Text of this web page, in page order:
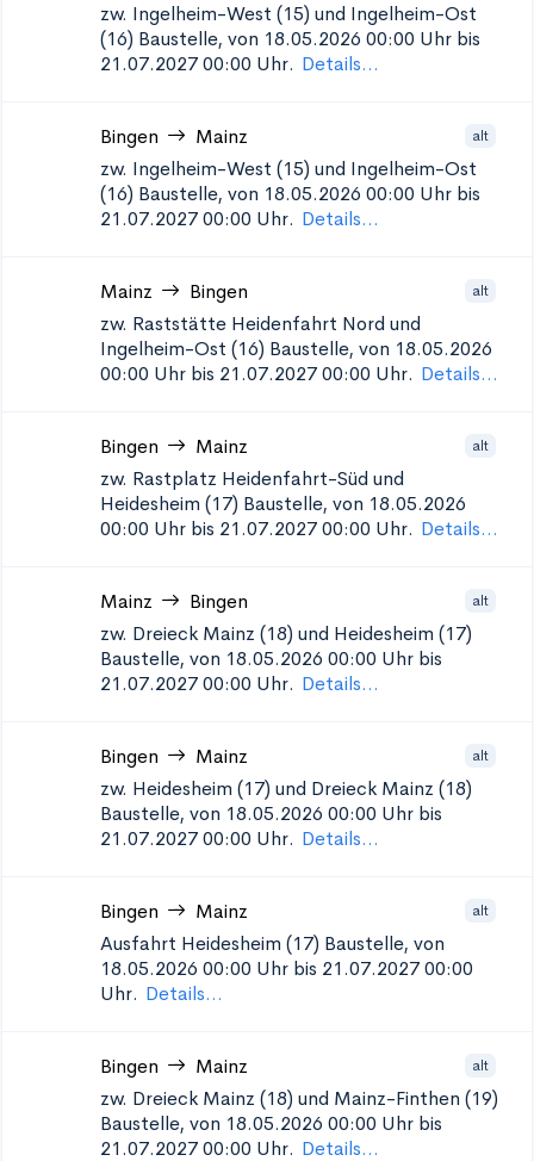
zw. Ingelheim-West (15) und Ingelheim-Ost
(16) Baustelle, von 18.05.2026 00:00 Uhr bis
21.07.2027 00:00 Uhr. Details...
Bingen Mainz alt
zw. Ingelheim-West (15) und Ingelheim-Ost
(16) Baustelle, von 18.05.2026 00:00 Uhr bis
21.07.2027 00:00 Uhr. Details...
Mainz Bingen alt
zw. Raststätte Heidenfahrt Nord und
Ingelheim-Ost (16) Baustelle, von 18.05.2026
00:00 Uhr bis 21.07.2027 00:00 Uhr. Details...
Bingen Mainz alt
zw. Rastplatz Heidenfahrt-Süd und
Heidesheim (17) Baustelle, von 18.05.2026
00:00 Uhr bis 21.07.2027 00:00 Uhr. Details...
Mainz Bingen alt
zw. Dreieck Mainz (18) und Heidesheim (17)
Baustelle, von 18.05.2026 00:00 Uhr bis
21.07.2027 00:00 Uhr. Details...
Bingen Mainz alt
zw. Heidesheim (17) und Dreieck Mainz (18)
Baustelle, von 18.05.2026 00:00 Uhr bis
21.07.2027 00:00 Uhr. Details...
Bingen Mainz alt
Ausfahrt Heidesheim (17) Baustelle, von
18.05.2026 00:00 Uhr bis 21.07.2027 00:00
Uhr. Details...
Bingen Mainz alt
zw. Dreieck Mainz (18) und Mainz-Finthen (19)
Baustelle, von 18.05.2026 00:00 Uhr bis
21.07.2027 00:00 Uhr. Details...